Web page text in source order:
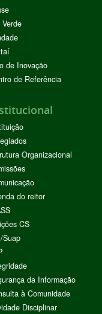
de Inovação
de Referência
Organizacional
do reitor
CS
Suap
da Informação
à Comunidade
Disciplinar